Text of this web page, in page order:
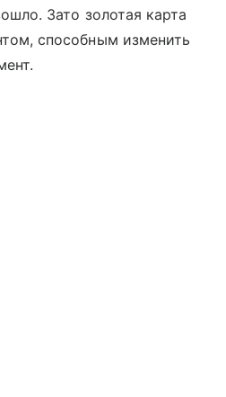
Зато золотая карта
способным изменить